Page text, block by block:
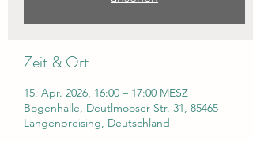
Zeit & Ort
15. Apr. 2026, 16:00 – 17:00 MESZ
Bogenhalle, Deutlmooser Str. 31, 85465
Langenpreising, Deutschland